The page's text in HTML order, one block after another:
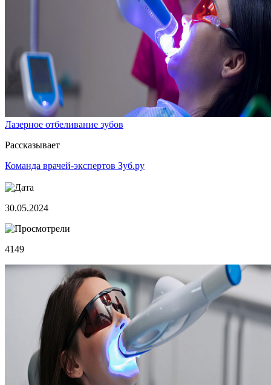
Лазерное отбеливание зубов
Рассказывает
Команда врачей-экспертов Зуб.ру
30.05.2024
4149